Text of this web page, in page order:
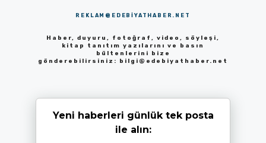
REKLAM@EDEBIYATHABER.NET
Haber, duyuru, fotoğraf, video, söyleşi,
kitap tanıtım yazılarını ve basın
bültenlerini bize
gönderebilirsiniz: bilgi@edebiyathaber.net
Yeni haberleri günlük tek posta
ile alın: